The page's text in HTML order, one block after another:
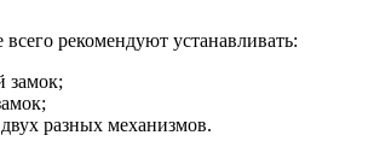
рекомендуют устанавливать:
замок;
разных механизмов.